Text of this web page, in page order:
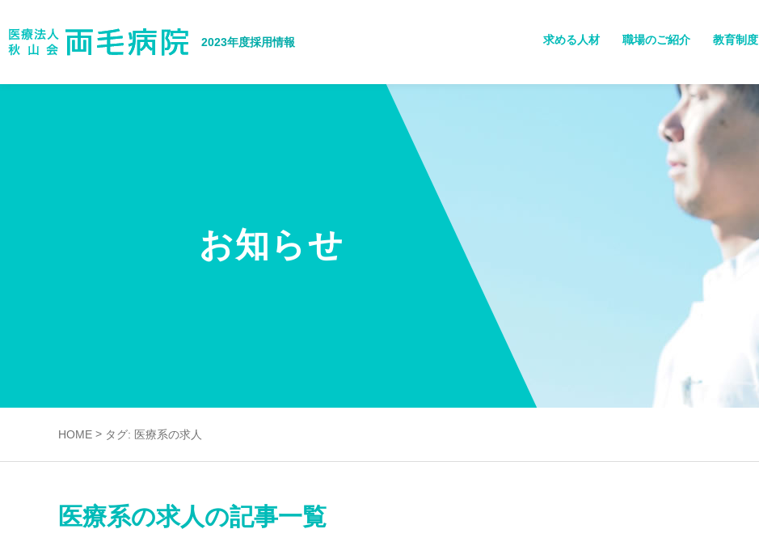
2023年度採用情報 求める人材 職場のご紹介 教育制度
お知らせ
HOME > タグ: 医療系の求人
医療系の求人の記事一覧